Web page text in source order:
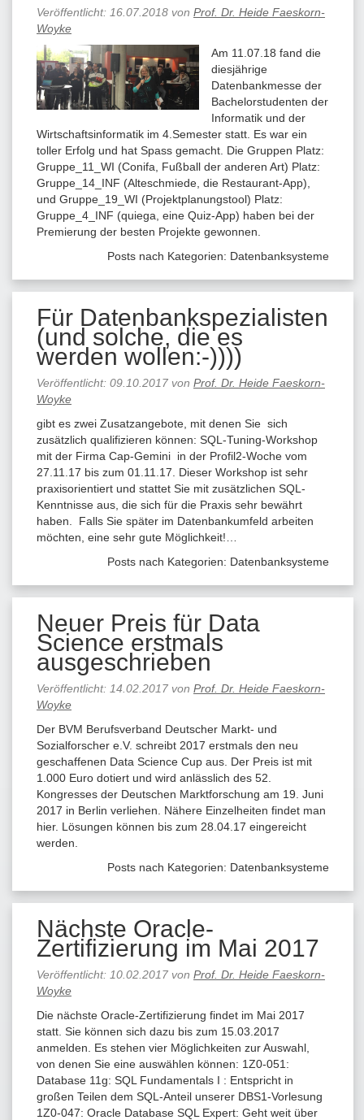
Veröffentlicht: 16.07.2018 von Prof. Dr. Heide Faeskorn-
Woyke
Am 11.07.18 fand die
diesjährige
Datenbankmesse der
Bachelorstudenten der
Informatik und der
Wirtschaftsinformatik im 4.Semester statt. Es war ein
toller Erfolg und hat Spass gemacht. Die Gruppen Platz:
Gruppe_11_WI (Conifa, Fußball der anderen Art) Platz:
Gruppe_14_INF (Alteschmiede, die Restaurant-App),
und Gruppe_19_WI (Projektplanungstool) Platz:
Gruppe_4_INF (quiega, eine Quiz-App) haben bei der
Premierung der besten Projekte gewonnen.
Posts nach Kategorien: Datenbanksysteme
Für Datenbankspezialisten
(und solche, die es
werden wollen:-))))
Veröffentlicht: 09.10.2017 von Prof. Dr. Heide Faeskorn-
Woyke
gibt es zwei Zusatzangebote, mit denen Sie sich
zusätzlich qualifizieren können: SQL-Tuning-Workshop
mit der Firma Cap-Gemini in der Profil2-Woche vom
27.11.17 bis zum 01.11.17. Dieser Workshop ist sehr
praxisorientiert und stattet Sie mit zusätzlichen SQL-
Kenntnisse aus, die sich für die Praxis sehr bewährt
haben. Falls Sie später im Datenbankumfeld arbeiten
möchten, eine sehr gute Möglichkeit!…
Posts nach Kategorien: Datenbanksysteme
Neuer Preis für Data
Science erstmals
ausgeschrieben
Veröffentlicht: 14.02.2017 von Prof. Dr. Heide Faeskorn-
Woyke
Der BVM Berufsverband Deutscher Markt- und
Sozialforscher e.V. schreibt 2017 erstmals den neu
geschaffenen Data Science Cup aus. Der Preis ist mit
1.000 Euro dotiert und wird anlässlich des 52.
Kongresses der Deutschen Marktforschung am 19. Juni
2017 in Berlin verliehen. Nähere Einzelheiten findet man
hier. Lösungen können bis zum 28.04.17 eingereicht
werden.
Posts nach Kategorien: Datenbanksysteme
Nächste Oracle-
Zertifizierung im Mai 2017
Veröffentlicht: 10.02.2017 von Prof. Dr. Heide Faeskorn-
Woyke
Die nächste Oracle-Zertifizierung findet im Mai 2017
statt. Sie können sich dazu bis zum 15.03.2017
anmelden. Es stehen vier Möglichkeiten zur Auswahl,
von denen Sie eine auswählen können: 1Z0-051:
Database 11g: SQL Fundamentals I : Entspricht in
großen Teilen dem SQL-Anteil unserer DBS1-Vorlesung
1Z0-047: Oracle Database SQL Expert: Geht weit über